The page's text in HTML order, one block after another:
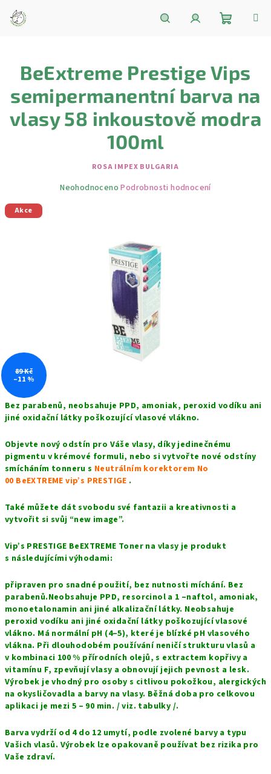
obsah
košík
Bez parabenů, neobsahuje PPD, amoniak, peroxid vodíku ani
jiné oxidační látky poškozující vlasové vlákno.
Objevte nový odstín pro Váše vlasy, díky jedinečnému
pigmentu v krémové formuli, nebo si vytvořte nové odstíny
smícháním tonneru s Neutrálním korektorem No
00 BeEXTREME vip’s PRESTIGE .
Také můžete dát svobodu své fantazii a kreativnosti a
vytvořit si svůj “new image”.
Vip’s PRESTIGE BeEXTREME Toner na vlasy je produkt
s následujícími výhodami:
připraven pro snadné použití, bez nutnosti míchání. Bez
parabenů.Neobsahuje PPD, resorcinol a 1 –naftol, amoniak,
monoetalonamin ani jiné alkalizační látky. Neobsahuje
peroxid vodíku ani jiné oxidační látky poškozující vlasové
vlákno. Má normální pH (4–5), které je blízké pH vlasového
vlákna. Při dlouhodobém používání neničí strukturu vlasů a
v kombinaci 100 % přírodních olejů, s extractem kopřivy a
vitamínu F, zpevňují vlasy a obnovují jejich pevnost a lesk.
Výrobek je vhodný pro osoby s citlivou pokožkou, alergických
na okysličovadla a barvy na vlasy. Běžná doba pro celkovou
aplikaci je mezi 5 – 90 min. / viz. tabulky /.
Barva vydrží od 4 do 12 umytí, podle zvolené barvy a typu
Vašich vlasů. Výrobek lze opakovaně používat bez rizika pro
Vaše zdraví.
BeExtreme Prestige Vips
semipermanentní barva na
vlasy 58 inkoustově modra
100ml
ROSA IMPEX BULGARIA
Průměrné
Neohodnoceno Podrobnosti hodnocení
Akce
89 Kč
–11 %